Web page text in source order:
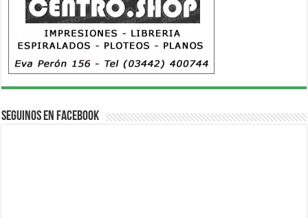
Seguinos en Facebook